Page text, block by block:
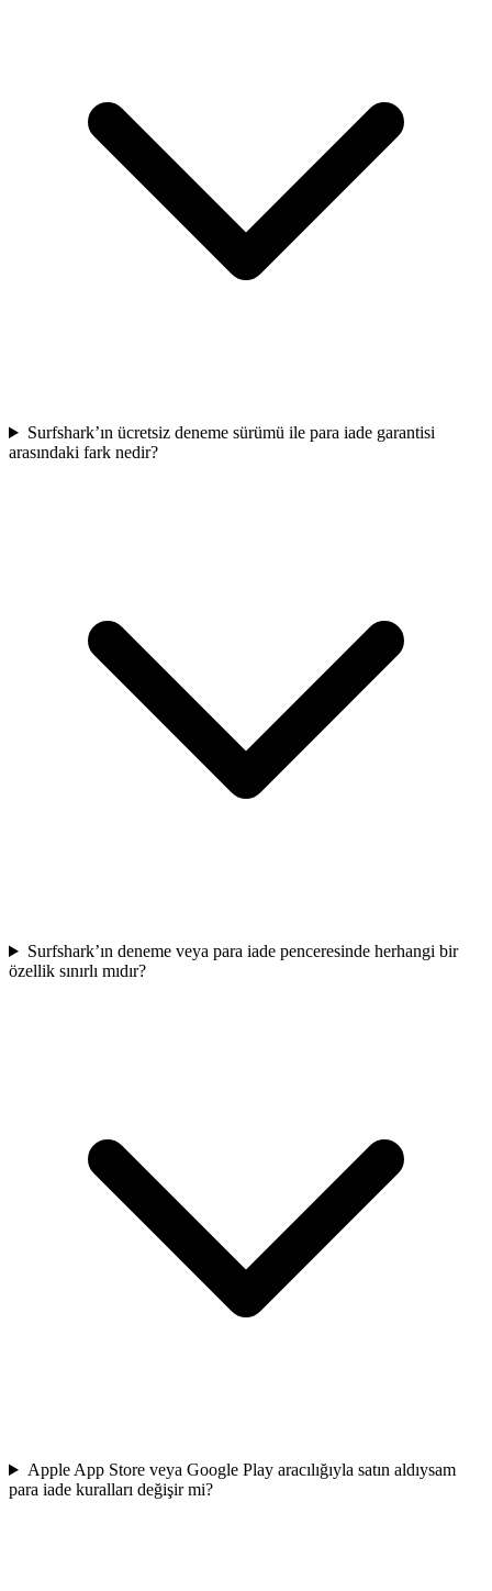
Surfshark’ın ücretsiz deneme sürümü ile para iade garantisi
arasındaki fark nedir?
Surfshark’ın deneme veya para iade penceresinde herhangi bir
özellik sınırlı mıdır?
Apple App Store veya Google Play aracılığıyla satın aldıysam
para iade kuralları değişir mi?